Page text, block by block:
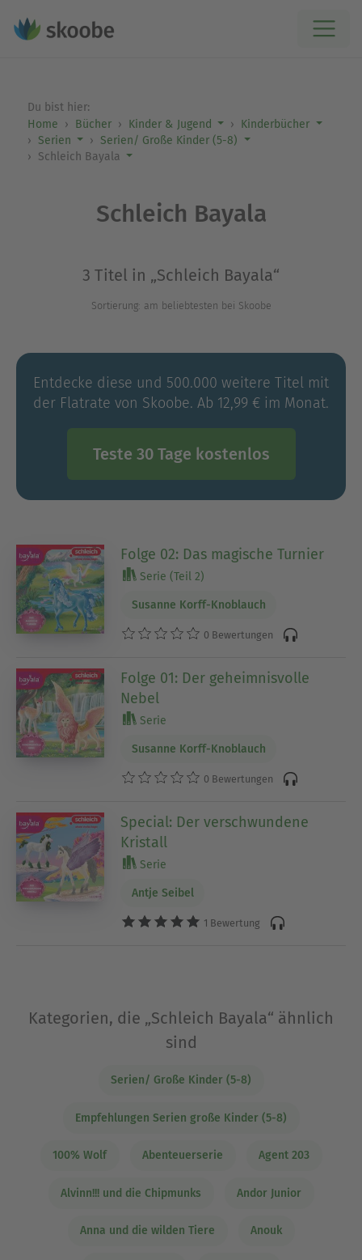
Du bist hier:
Home
Bücher Kinder & Jugend
Kinderbücher
Serien
Serien/ Große Kinder (5-8)
Schleich Bayala
Schleich Bayala
3 Titel in „Schleich Bayala“
Sortierung: am beliebtesten bei Skoobe
Entdecke diese und 500.000 weitere Titel mit
der Flatrate von Skoobe. Ab 12,99 € im Monat.
Teste 30 Tage kostenlos
Folge 02: Das magische Turnier
Serie (Teil 2)
Susanne Korff-Knoblauch
0 Bewertungen
Folge 01: Der geheimnisvolle
Nebel
Serie
Susanne Korff-Knoblauch
0 Bewertungen
Special: Der verschwundene
Kristall
Serie
Antje Seibel
1 Bewertung
Kategorien, die „Schleich Bayala“ ähnlich
sind
Serien/ Große Kinder (5-8)
Empfehlungen Serien große Kinder (5-8)
100% Wolf Abenteuerserie Agent 203
Alvinn!!! und die Chipmunks Andor Junior
Anna und die wilden Tiere Anouk